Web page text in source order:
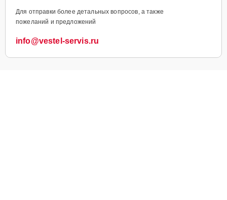
Для отправки более детальных вопросов, а также
пожеланий и предложений
info@vestel-servis.ru